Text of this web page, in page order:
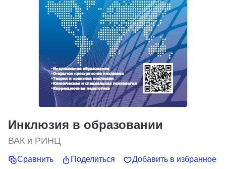
Инклюзия в образовании
ВАК и РИНЦ
Сравнить Поделиться Добавить в избранное